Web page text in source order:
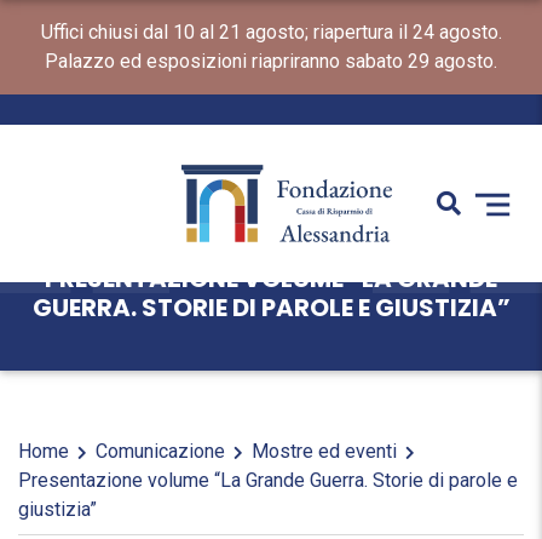
Uffici chiusi dal 10 al 21 agosto; riapertura il 24 agosto.
Palazzo ed esposizioni riapriranno sabato 29 agosto.
PRESENTAZIONE VOLUME “LA GRANDE
GUERRA. STORIE DI PAROLE E GIUSTIZIA”
Home Comunicazione
Mostre ed eventi
Presentazione volume “La Grande Guerra. Storie di parole e
giustizia”